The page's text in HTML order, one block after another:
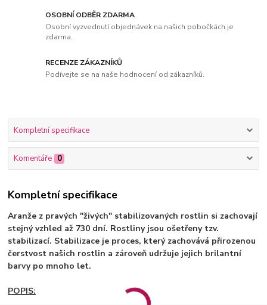
OSOBNÍ ODBĚR ZDARMA
Osobní vyzvednutí objednávek na našich pobočkách je
zdarma.
RECENZE ZÁKAZNÍKŮ
Podívejte se na naše hodnocení od zákazníků.
Kompletní specifikace
Komentáře 0
Kompletní specifikace
Aranže z pravých "živých" stabilizovaných rostlin si zachovají
stejný vzhled až 730 dní. Rostliny jsou ošetřeny tzv.
stabilizací. Stabilizace je proces, který zachovává přirozenou
čerstvost našich rostlin a zároveň udržuje jejich brilantní
barvy po mnoho let.
POPIS: